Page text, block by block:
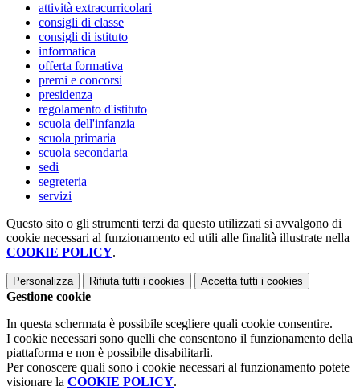
attività extracurricolari
consigli di classe
consigli di istituto
informatica
offerta formativa
premi e concorsi
presidenza
regolamento d'istituto
scuola dell'infanzia
scuola primaria
scuola secondaria
sedi
segreteria
servizi
Questo sito o gli strumenti terzi da questo utilizzati si avvalgono di
cookie necessari al funzionamento ed utili alle finalità illustrate nella
COOKIE POLICY.
Personalizza Rifiuta tutti i cookies Accetta tutti i cookies
Gestione cookie
In questa schermata è possibile scegliere quali cookie consentire.
I cookie necessari sono quelli che consentono il funzionamento della
piattaforma e non è possibile disabilitarli.
Per conoscere quali sono i cookie necessari al funzionamento potete
visionare la COOKIE POLICY.